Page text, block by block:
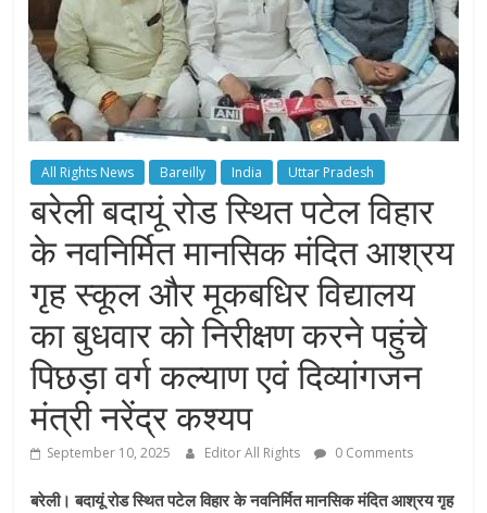
All Rights News Bareilly India Uttar Pradesh
बरेली बदायूं रोड स्थित पटेल विहार
के नवनिर्मित मानसिक मंदित आश्रय
गृह स्कूल और मूकबधिर विद्यालय
का बुधवार को निरीक्षण करने पहुंचे
पिछड़ा वर्ग कल्याण एवं दिव्यांगजन
मंत्री नरेंद्र कश्यप
September 10, 2025 Editor All Rights 0 Comments
बरेली। बदायूं रोड स्थित पटेल विहार के नवनिर्मित मानसिक मंदित आश्रय गृह